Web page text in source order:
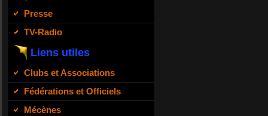
Presse
TV-Radio
Liens utiles
Clubs et Associations
Fédérations et Officiels
Mécènes